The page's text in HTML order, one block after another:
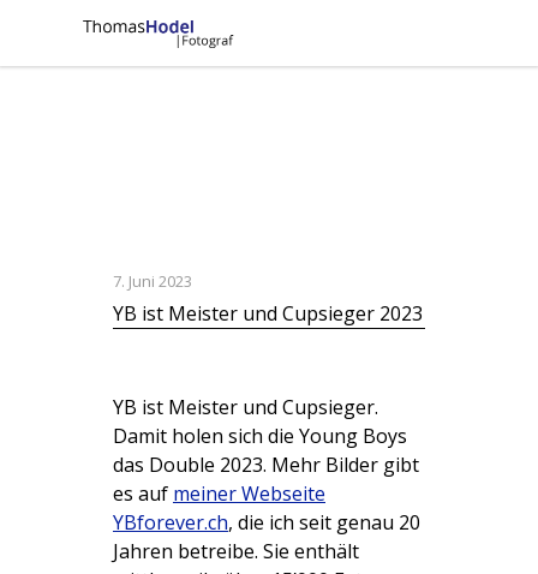
7. Juni 2023
YB ist Meister und Cupsieger 2023
YB ist Meister und Cupsieger.
Damit holen sich die Young Boys
das Double 2023. Mehr Bilder gibt
es auf meiner Webseite
YBforever.ch, die ich seit genau 20
Jahren betreibe. Sie enthält